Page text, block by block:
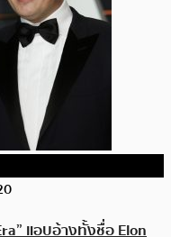
แอบอ้างทั้งชื่อ Elon